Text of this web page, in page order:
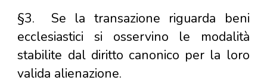
§3.
Se la transazione riguarda beni
ecclesiastici si osservino le modalità
stabilite dal diritto canonico per la loro
valida alienazione.